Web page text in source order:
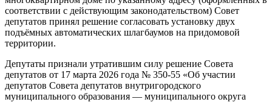
соответствии с действующим законодательством) Совет
депутатов принял решение согласовать установку двух
подъёмных автоматических шлагбаумов на придомовой
территории.
Депутаты признали утратившим силу решение Совета
депутатов от 17 марта 2026 года № 350-55 «Об участии
депутатов Совета депутатов внутригородского
муниципального образования — муниципального округа